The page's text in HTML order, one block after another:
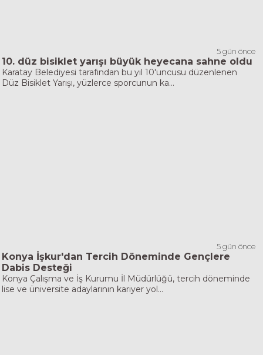
5 gün önce
10. düz bisiklet yarışı büyük heyecana sahne oldu
Karatay Belediyesi tarafından bu yıl 10'uncusu düzenlenen
Düz Bisiklet Yarışı, yüzlerce sporcunun ka...
5 gün önce
Konya İşkur'dan Tercih Döneminde Gençlere
Dabis Desteği
Konya Çalışma ve İş Kurumu İl Müdürlüğü, tercih döneminde
lise ve üniversite adaylarının kariyer yol...